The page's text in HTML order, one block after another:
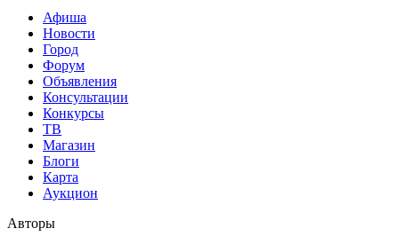
Афиша
Новости
Город
Форум
Объявления
Консультации
Конкурсы
ТВ
Магазин
Блоги
Карта
Аукцион
Авторы